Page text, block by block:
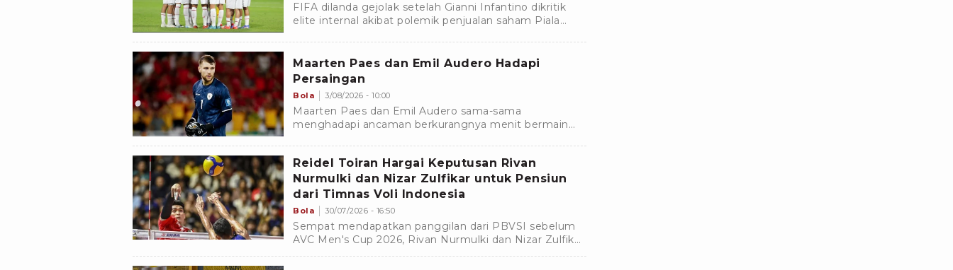
FIFA dilanda gejolak setelah Gianni Infantino dikritik
elite internal akibat polemik penjualan saham Piala
Maarten Paes dan Emil Audero Hadapi
Persaingan
Bola 3/08/2026 - 10:00
Maarten Paes dan Emil Audero sama-sama
menghadapi ancaman berkurangnya menit bermain
Reidel Toiran Hargai Keputusan Rivan
Nurmulki dan Nizar Zulfikar untuk Pensiun
dari Timnas Voli Indonesia
Bola 30/07/2026 - 16:50
Sempat mendapatkan panggilan dari PBVSI sebelum
AVC Men's Cup 2026, Rivan Nurmulki dan Nizar Zulfikar
memutuskan untuk mundur dari Timnas Voli Indonesia.